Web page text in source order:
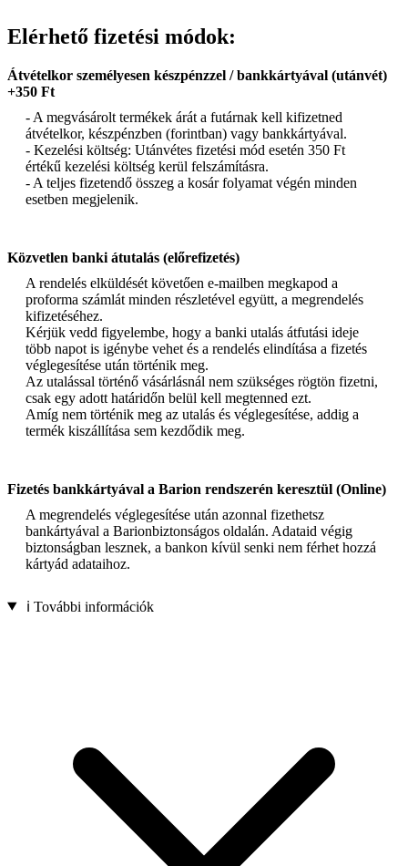
Elérhető fizetési módok:
Átvételkor személyesen készpénzzel / bankkártyával (utánvét)
+350 Ft
- A megvásárolt termékek árát a futárnak kell kifizetned
átvételkor, készpénzben (forintban) vagy bankkártyával.
- Kezelési költség: Utánvétes fizetési mód esetén 350 Ft
értékű kezelési költség kerül felszámításra.
- A teljes fizetendő összeg a kosár folyamat végén minden
esetben megjelenik.
Közvetlen banki átutalás (előrefizetés)
A rendelés elküldését követően e-mailben megkapod a
proforma számlát minden részletével együtt, a megrendelés
kifizetéséhez.
Kérjük vedd figyelembe, hogy a banki utalás átfutási ideje
több napot is igénybe vehet és a rendelés elindítása a fizetés
véglegesítése után történik meg.
Az utalással történő vásárlásnál nem szükséges rögtön fizetni,
csak egy adott határidőn belül kell megtenned ezt.
Amíg nem történik meg az utalás és véglegesítése, addig a
termék kiszállítása sem kezdődik meg.
Fizetés bankkártyával a Barion rendszerén keresztül (Online)
A megrendelés véglegesítése után azonnal fizethetsz
bankártyával a Barionbiztonságos oldalán. Adataid végig
biztonságban lesznek, a bankon kívül senki nem férhet hozzá
kártyád adataihoz.
ℹ️ További információk